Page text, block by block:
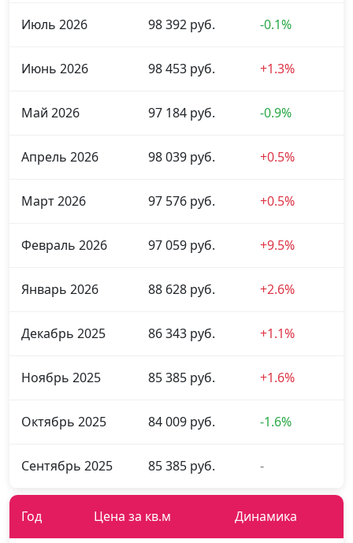
Июль 2026 98 392 руб. -0.1%
Июнь 2026 98 453 руб. +1.3%
Май 2026 97 184 руб. -0.9%
Апрель 2026 98 039 руб. +0.5%
Март 2026 97 576 руб. +0.5%
Февраль 2026 97 059 руб. +9.5%
Январь 2026 88 628 руб. +2.6%
Декабрь 2025 86 343 руб. +1.1%
Ноябрь 2025 85 385 руб. +1.6%
Октябрь 2025 84 009 руб. -1.6%
Сентябрь 2025 85 385 руб. -
Год Цена за кв.м Динамика